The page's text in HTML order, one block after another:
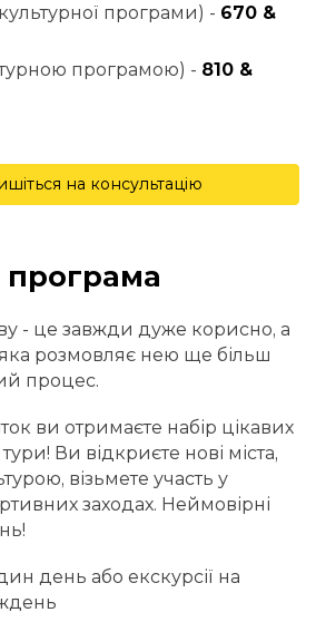
програми) - 670 &
програмою) - 810 &
на консультацію
програма
- це завжди дуже корисно, а
яка розмовляє нею ще більш
процес.
ви отримаєте набір цікавих
тури! Ви відкриєте нові міста,
візьмете участь у
заходах. Неймовірні
день або екскурсії на